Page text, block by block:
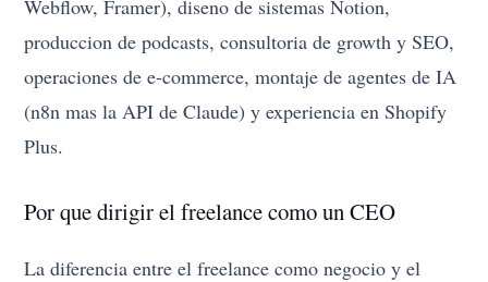
Webflow, Framer), diseno de sistemas Notion,
produccion de podcasts, consultoria de growth y SEO,
operaciones de e-commerce, montaje de agentes de IA
(n8n mas la API de Claude) y experiencia en Shopify
Plus.
Por que dirigir el freelance como un CEO
La diferencia entre el freelance como negocio y el